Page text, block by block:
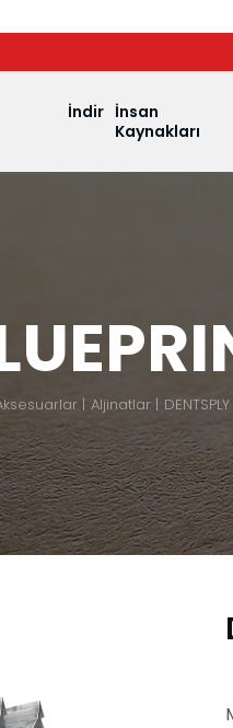
İndir İnsan
Kaynakları
Aljinatlar